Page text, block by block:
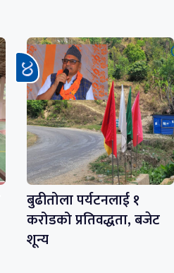
बुढीतोला पर्यटनलाई १
करोडको प्रतिवद्धता, बजेट
शून्य